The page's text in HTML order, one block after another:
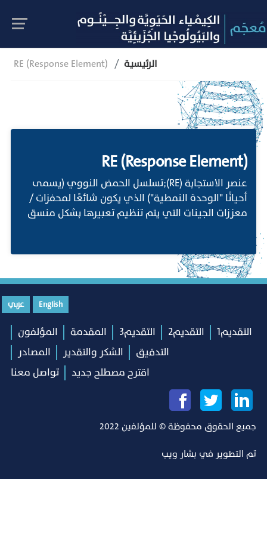
RE (Response Element) الرئيسية
RE (Response Element)
عنصر الاستجابة (RE);تسلسل الحمض النووي (يسمى
أحيانًا "الوحدة النمطية") الذي يكون شائعًا لمحفزات /
معززات الجينات التي يتم تنظيم تعبيرها بشكل منسق
English عربي
التقديم1 التقديم2 التقديم3 المقدمة
المؤلفون
التدقيق
الشكر والتقدير
المصادر
اقترح مصطلح جديد
تواصل معنا
جميع الحقوق محفوظة © للمؤلفين 2022
تم التطوير في بشار ويب